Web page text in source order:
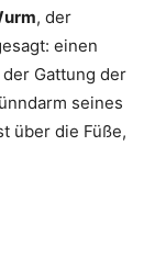
, der
einen
der Gattung der
seines
über die Füße,